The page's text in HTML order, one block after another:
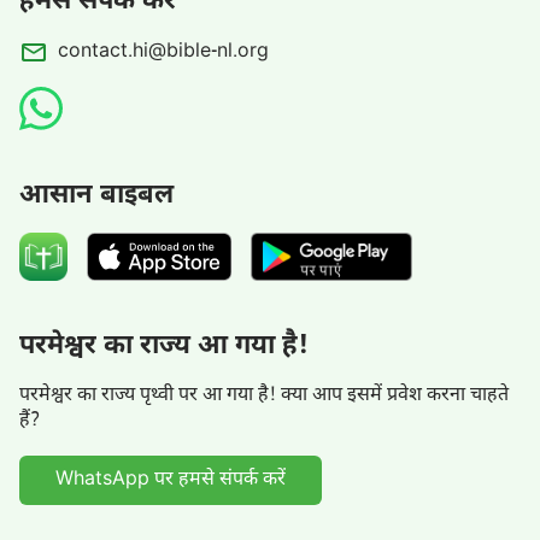
संदेह नहीं करना चाहिए। ये सभी परमेश्वर के कार्य के कदम हैं और
अवश्य तुम्हारे द्वारा पालन किए जाने चाहिए।
—वचन, खंड 1, परमेश्वर का प्रकटन और कार्य,
contact.hi@bible-nl.org
आसान बाइबल
परमेश्वर का राज्य आ गया है!
परमेश्वर का राज्य पृथ्वी पर आ गया है! क्या आप इसमें प्रवेश करना चाहते
हैं?
WhatsApp पर हमसे संपर्क करें